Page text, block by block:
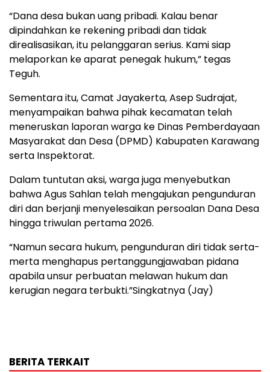
“Dana desa bukan uang pribadi. Kalau benar
dipindahkan ke rekening pribadi dan tidak
direalisasikan, itu pelanggaran serius. Kami siap
melaporkan ke aparat penegak hukum,” tegas
Teguh.
Sementara itu, Camat Jayakerta, Asep Sudrajat,
menyampaikan bahwa pihak kecamatan telah
meneruskan laporan warga ke Dinas Pemberdayaan
Masyarakat dan Desa (DPMD) Kabupaten Karawang
serta Inspektorat.
Dalam tuntutan aksi, warga juga menyebutkan
bahwa Agus Sahlan telah mengajukan pengunduran
diri dan berjanji menyelesaikan persoalan Dana Desa
hingga triwulan pertama 2026.
“Namun secara hukum, pengunduran diri tidak serta-
merta menghapus pertanggungjawaban pidana
apabila unsur perbuatan melawan hukum dan
kerugian negara terbukti.”Singkatnya (Jay)
BERITA TERKAIT